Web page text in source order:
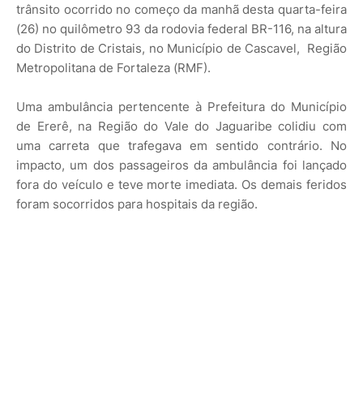
trânsito ocorrido no começo da manhã desta quarta-feira
(26) no quilômetro 93 da rodovia federal BR-116, na altura
do Distrito de Cristais, no Município de Cascavel, Região
Metropolitana de Fortaleza (RMF).
Uma ambulância pertencente à Prefeitura do Município
de Ererê, na Região do Vale do Jaguaribe colidiu com
uma carreta que trafegava em sentido contrário. No
impacto, um dos passageiros da ambulância foi lançado
fora do veículo e teve morte imediata. Os demais feridos
foram socorridos para hospitais da região.